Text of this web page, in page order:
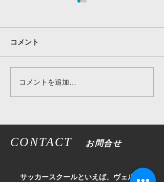
第2回ヴェルツカップのお
知らせ
コメント
コメントを追加…
CONTACT お問合せ
​サッカースクールといえば、ヴェルツ！